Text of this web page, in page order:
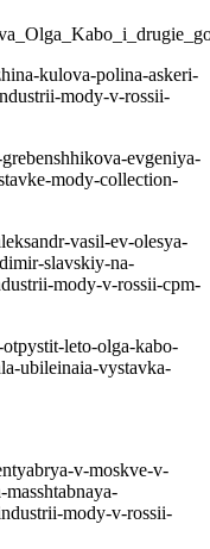
kulova-polina-askeri-
mody-v-rossii-
evgeniya-
mody-collection-
vasil-ev-olesya-
slavskiy-na-
mody-v-rossii-cpm-
leto-olga-kabo-
ubileinaia-vystavka-
v-moskve-v-
mody-v-rossii-